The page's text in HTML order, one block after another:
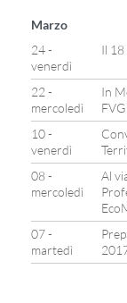
Marzo
24 -
venerdì
Il
22 -
mercoledì
In
FVG
10 -
venerdì
08 -
mercoledì
Al
07 -
martedì